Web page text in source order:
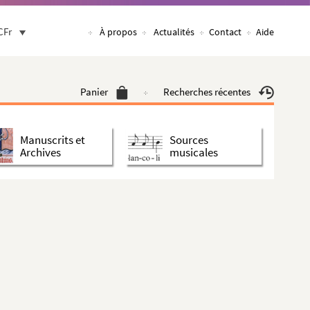
À propos Actualités Contact Aide
Panier Recherches récentes
Manuscrits et
Archives
Sources
musicales